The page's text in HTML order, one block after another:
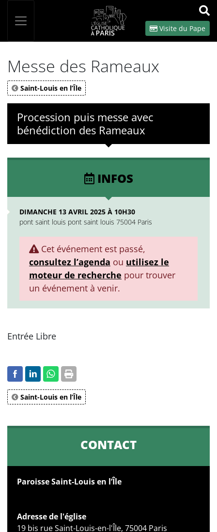
OK
Visite du Pape
Messe des Rameaux
Saint-Louis en l’Île
Procession puis messe avec
bénédiction des Rameaux
INFOS
DIMANCHE 13 AVRIL 2025 À 10H30
pont saint louis pont saint louis 75004 Paris
Cet événement est passé,
consultez l’agenda ou utilisez le
moteur de recherche pour trouver
un événement à venir.
Entrée Libre
Saint-Louis en l’Île
CONTACT
Paroisse Saint-Louis en l’Île
Adresse de l'église
19 bis rue Saint-Louis-en-l'Île, 75004 Paris
Panneau de gestion des cookies